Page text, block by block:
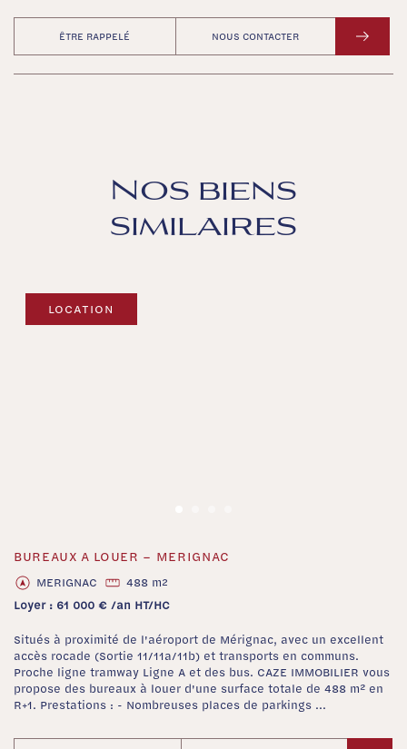
ÊTRE RAPPELÉ NOUS CONTACTER
Nos biens
similaires
‹ ›
LOCATION
BUREAUX A LOUER – MERIGNAC
MERIGNAC 488 m2
Loyer : 61 000 € /an HT/HC
Situés à proximité de l'aéroport de Mérignac, avec un excellent
accès rocade (Sortie 11/11a/11b) et transports en communs.
Proche ligne tramway Ligne A et des bus. CAZE IMMOBILIER vous
propose des bureaux à louer d'une surface totale de 488 m² en
R+1. Prestations : - Nombreuses places de parkings ...